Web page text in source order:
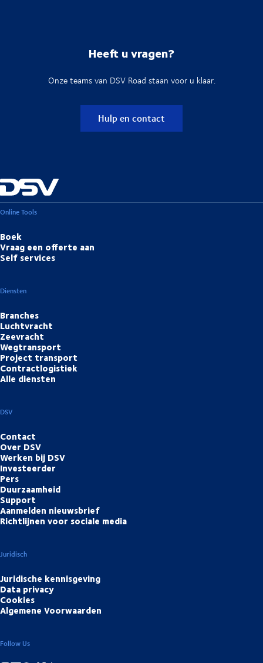
Heeft u vragen?
Onze teams van DSV Road staan voor u klaar.
Hulp en contact
Online Tools
Boek
Vraag een offerte aan
Self services
Diensten
Branches
Luchtvracht
Zeevracht
Wegtransport
Project transport
Contractlogistiek
Alle diensten
DSV
Contact
Over DSV
Werken bij DSV
Investeerder
Pers
Duurzaamheid
Support
Aanmelden nieuwsbrief
Richtlijnen voor sociale media
Juridisch
Juridische kennisgeving
Data privacy
Cookies
Algemene Voorwaarden
Follow Us